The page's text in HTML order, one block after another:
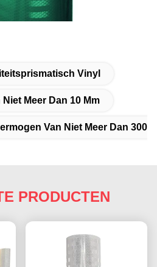
Vinyl
Meer Dan 10 Mm
Van Niet Meer Dan 300
PRODUCTEN